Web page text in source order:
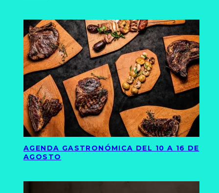
AGENDA GASTRONÓMICA DEL 10 A 16 DE
AGOSTO